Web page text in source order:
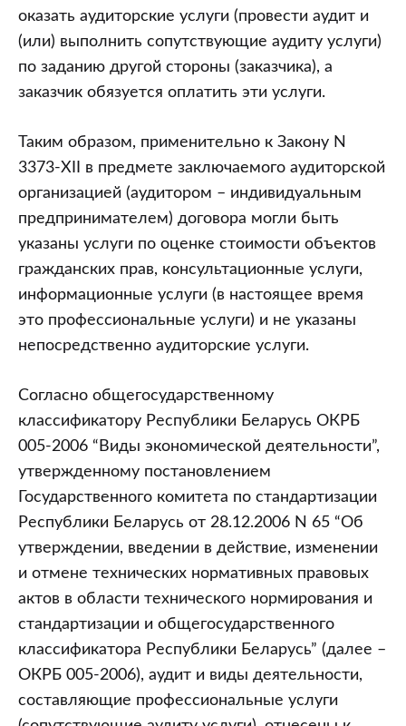
оказать аудиторские услуги (провести аудит и
(или) выполнить сопутствующие аудиту услуги)
по заданию другой стороны (заказчика), а
заказчик обязуется оплатить эти услуги.
Таким образом, применительно к Закону N
3373-XII в предмете заключаемого аудиторской
организацией (аудитором – индивидуальным
предпринимателем) договора могли быть
указаны услуги по оценке стоимости объектов
гражданских прав, консультационные услуги,
информационные услуги (в настоящее время
это профессиональные услуги) и не указаны
непосредственно аудиторские услуги.
Согласно общегосударственному
классификатору Республики Беларусь ОКРБ
005-2006 “Виды экономической деятельности”,
утвержденному постановлением
Государственного комитета по стандартизации
Республики Беларусь от 28.12.2006 N 65 “Об
утверждении, введении в действие, изменении
и отмене технических нормативных правовых
актов в области технического нормирования и
стандартизации и общегосударственного
классификатора Республики Беларусь” (далее –
ОКРБ 005-2006), аудит и виды деятельности,
составляющие профессиональные услуги